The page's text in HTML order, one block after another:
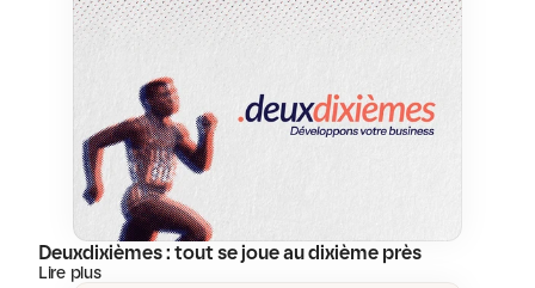
Deuxdixièmes : tout se joue au dixième près
Lire plus